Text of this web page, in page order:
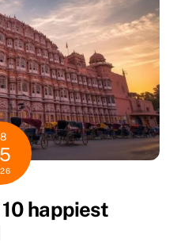
happiest